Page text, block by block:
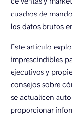
cuadros de
los datos brutos
Este artículo
imprescindibles
ejecutivos y
consejos sobre
se actualicen
proporcionar